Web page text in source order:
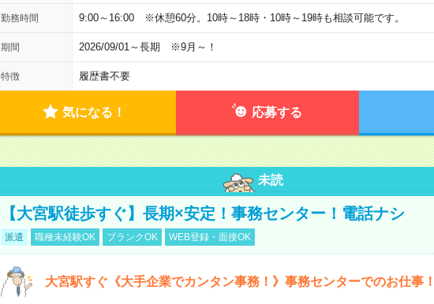
勤務時間 9:00～16:00 ※休憩60分。10時～18時・10時～19時も相談可能です。
期間 2026/09/01～長期 ※9月～！
特徴 履歴書不要
気になる！ 応募する
未読
【大宮駅徒歩すぐ】長期×安定！事務センター！電話ナシ
派遣 職種未経験OK ブランクOK WEB登録・面接OK
大宮駅すぐ《大手企業でカンタン事務！》事務センターでのお仕事！